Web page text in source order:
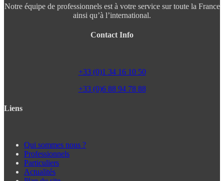
Notre équipe de professionnels est à votre service sur toute la France
ainsi qu’à l’international.
Contact Info
+33 (0)1 34 16 10 50
+33 (0)6 88 94 78 88
Liens
Qui sommes nous ?
Professionnels
Particuliers
Actualités